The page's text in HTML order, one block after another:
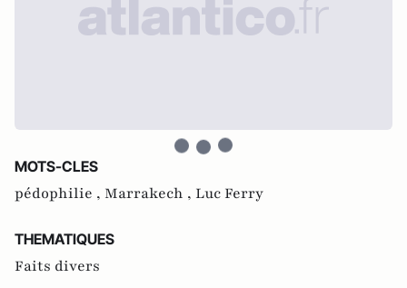
MOTS-CLES
pédophilie , Marrakech , Luc Ferry
THEMATIQUES
Faits divers